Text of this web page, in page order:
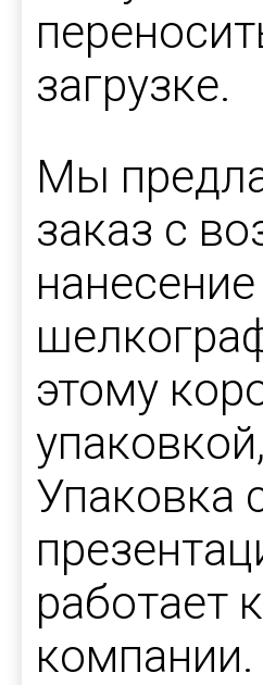
загрузке.
Мы
заказ с
этому
Упаковка
работает
компании.